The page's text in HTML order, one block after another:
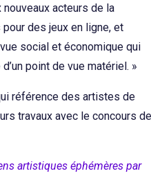
acteurs de la
des jeux en ligne, et
social et économique qui
point de vue matériel. »
référence des artistes de
travaux avec le concours
artistiques éphémères par